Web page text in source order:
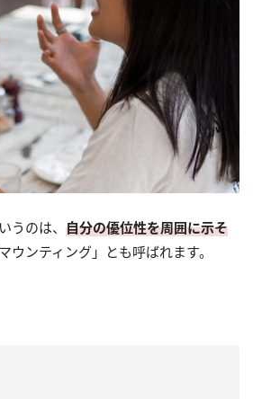
うのは、 自分の優位性を周囲に示そ
ウンティング」とも呼ばれます。